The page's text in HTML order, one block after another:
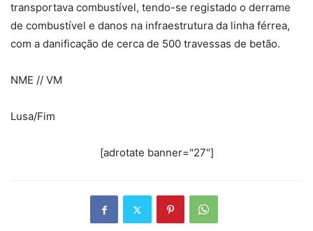
transportava combustível, tendo-se registado o derrame
de combustível e danos na infraestrutura da linha férrea,
com a danificação de cerca de 500 travessas de betão.
NME // VM
Lusa/Fim
[adrotate banner="27"]